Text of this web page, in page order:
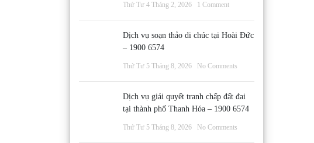
Thứ Tư 4 Tháng 2, 2026 1 Comment
Dịch vụ soạn thảo di chúc tại Hoài Đức
– 1900 6574
Thứ Tư 5 Tháng 8, 2026 No Comments
Dịch vụ giải quyết tranh chấp đất đai
tại thành phố Thanh Hóa – 1900 6574
Thứ Tư 5 Tháng 8, 2026 No Comments